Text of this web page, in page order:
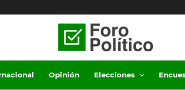
Opinión Elecciones